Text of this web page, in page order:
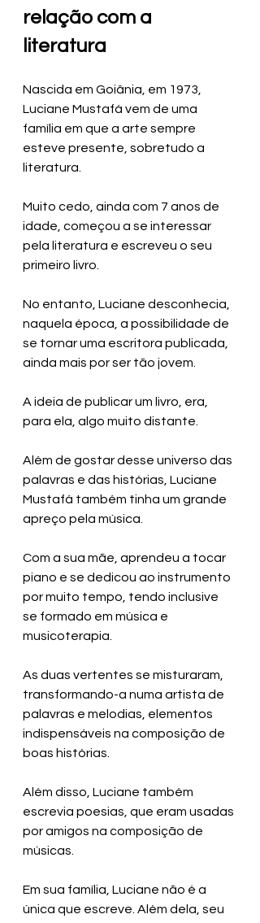
relação com a
literatura
Nascida em Goiânia, em 1973,
Luciane Mustafá vem de uma
família em que a arte sempre
esteve presente, sobretudo a
literatura.
Muito cedo, ainda com 7 anos de
idade, começou a se interessar
pela literatura e escreveu o seu
primeiro livro.
No entanto, Luciane desconhecia,
naquela época, a possibilidade de
se tornar uma escritora publicada,
ainda mais por ser tão jovem.
A ideia de publicar um livro, era,
para ela, algo muito distante.
Além de gostar desse universo das
palavras e das histórias, Luciane
Mustafá também tinha um grande
apreço pela música.
Com a sua mãe, aprendeu a tocar
piano e se dedicou ao instrumento
por muito tempo, tendo inclusive
se formado em música e
musicoterapia.
As duas vertentes se misturaram,
transformando-a numa artista de
palavras e melodias, elementos
indispensáveis na composição de
boas histórias.
Além disso, Luciane também
escrevia poesias, que eram usadas
por amigos na composição de
músicas.
Em sua família, Luciane não é a
única que escreve. Além dela, seu